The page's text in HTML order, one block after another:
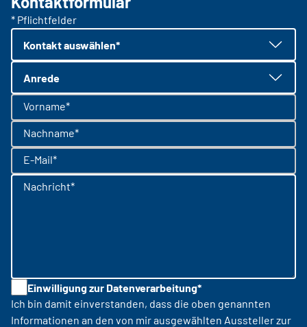
* Pflichtfelder
Kontakt auswählen*
Anrede
Vorname*
Nachname*
E-Mail*
Nachricht*
Einwilligung zur Datenverarbeitung*
Ich bin damit einverstanden, dass die oben genannten
Informationen an den von mir ausgewählten Aussteller zur